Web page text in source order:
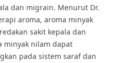
dan migrain. Menurut Dr.
aroma, aroma minyak
sakit kepala dan
minyak nilam dapat
pada sistem saraf dan